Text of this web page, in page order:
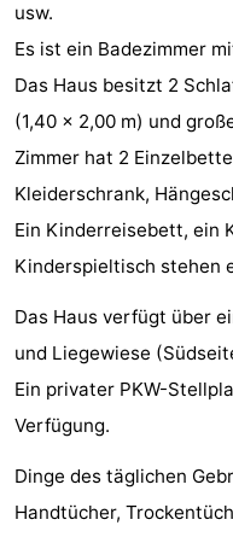
Sport
Schwimmbader
-
Reiten
-
Golfplatze
Parafliegen
-
Sportangeln
Essen
usw.
Es ist ein Badezimmer
Das Haus besitzt 2
(1,40 x 2,00 m) und
Zimmer hat 2
Kleiderschrank,
Ein Kinderreisebett, ein
Kinderspieltisch stehen
Das Haus verfügt über
und Liegewiese
Ein privater PKW-
Verfügung.
Dinge des täglichen
Handtücher,